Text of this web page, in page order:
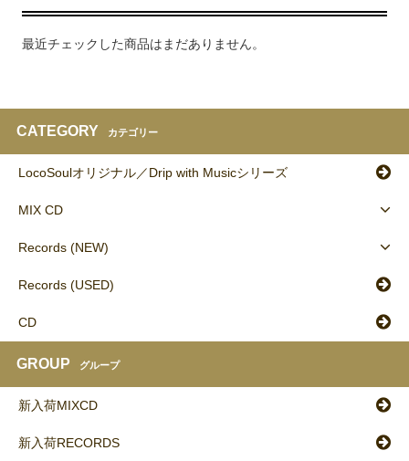
最近チェックした商品はまだありません。
CATEGORY カテゴリー
LocoSoulオリジナル／Drip with Musicシリーズ
MIX CD
Records (NEW)
Records (USED)
CD
GROUP グループ
新入荷MIXCD
新入荷RECORDS